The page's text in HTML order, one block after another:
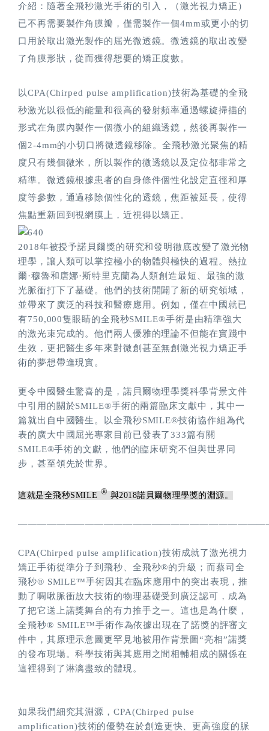
介紹：隨著全飛秒激光手術的引入，（激光視力矯正）
已不再需要製作角膜瓣，僅需製作一個4mm或更小的切
口用於取出激光製作的屈光微透鏡。微透鏡的取出改變
了角膜形狀，從而獲得想要的矯正度數。
以CPA(Chirped pulse amplification)技術為基礎的全飛
秒激光以很低的能量和很高的發射頻率通過螺旋掃描的
形式在角膜內製作一個微小的組織透鏡，然後再製作一
個2-4mm的小切口將微透鏡移除。全飛秒激光聚焦的精
度只有幾個微米，所以製作的微透鏡以及定位都非常之
精準。微透鏡根據患者的自身條件個性化設定直徑和厚
度等參數，通過移除個性化的透鏡，焦距被延長，使得
焦點重新回到視網膜上，近視得以矯正。
2018年被授予諾貝爾獎的研究和發明徹底改變了激光物
理學，讓人類可以掌控極小的物體與極快的過程。熱拉
爾·穆魯和唐娜·斯特里克蘭為人類創造最短、最強的激
光脈衝打下了基礎。他們的技術開闢了新的研究領域，
並帶來了廣泛的科技和醫療應用。例如，僅在中國就已
有750,000隻眼睛的全飛秒SMILE®手術是由精準強大
的激光束完成的。他們兩人優雅的理論不但能在實踐中
生效，更把醫生多年來對微創甚至無創激光視力矯正手
術的夢想帶進現實。
更令中國醫生驚喜的是，諾貝爾物理學獎科學背景文件
中引用的關於SMILE®手術的兩篇臨床文獻中，其中一
篇就出自中國醫生。以全飛秒SMILE®技術協作組為代
表的廣大中國屈光專家目前已發表了333篇有關
SMILE®手術的文獻，他們的臨床研究不但與世界同
步，甚至領先於世界。
這就是全飛秒SMILE ®與2018諾貝爾物理學獎的淵源。
CPA(Chirped pulse amplification)技術成就了激光視力
矯正手術從準分子到飛秒、全飛秒®的升級；而蔡司全
飛秒® SMILE™手術因其在臨床應用中的突出表現，推
動了啁啾脈衝放大技術的物理基礎受到廣泛認可，成為
了把它送上諾獎舞台的有力推手之一。這也是為什麼，
全飛秒® SMILE™手術作為依據出現在了諾獎的評審文
件中，其原理示意圖更罕見地被用作背景圖“亮相”諾獎
的發布現場。科學技術與其應用之間相輔相成的關係在
這裡得到了淋漓盡致的體現。
如果我們細究其淵源，CPA(Chirped pulse
amplification)技術的優勢在於創造更快、更高強度的脈